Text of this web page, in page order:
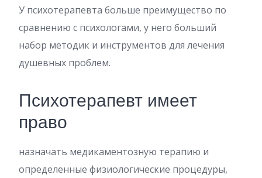
У психотерапевта больше преимущество по
сравнению с психологами, у него больший
набор методик и инструментов для лечения
душевных проблем.
Психотерапевт имеет
право
назначать медикаментозную терапию и
определенные физиологические процедуры,